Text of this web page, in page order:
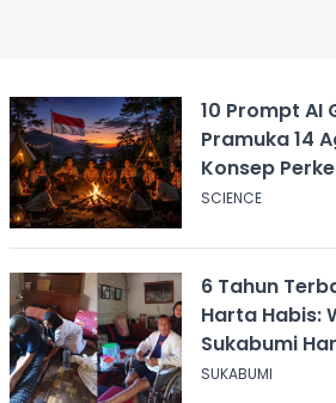
10 Prompt AI
Pramuka 14
Konsep
Unggun
SCIENCE
6 Tahun
Harta Habis:
Sukabumi
Tangan KDM
SUKABUMI